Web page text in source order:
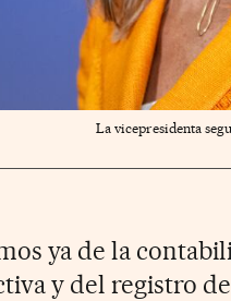
La vicepresidenta
ya de la
y del registro